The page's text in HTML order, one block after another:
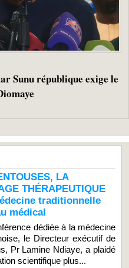
Sunu république exige le
LA
THÉRAPEUTIQUE
traditionnelle
médical
dédiée à la médecine
le Directeur exécutif de
Pr Lamine Ndiaye, a plaidé
scientifique plus...